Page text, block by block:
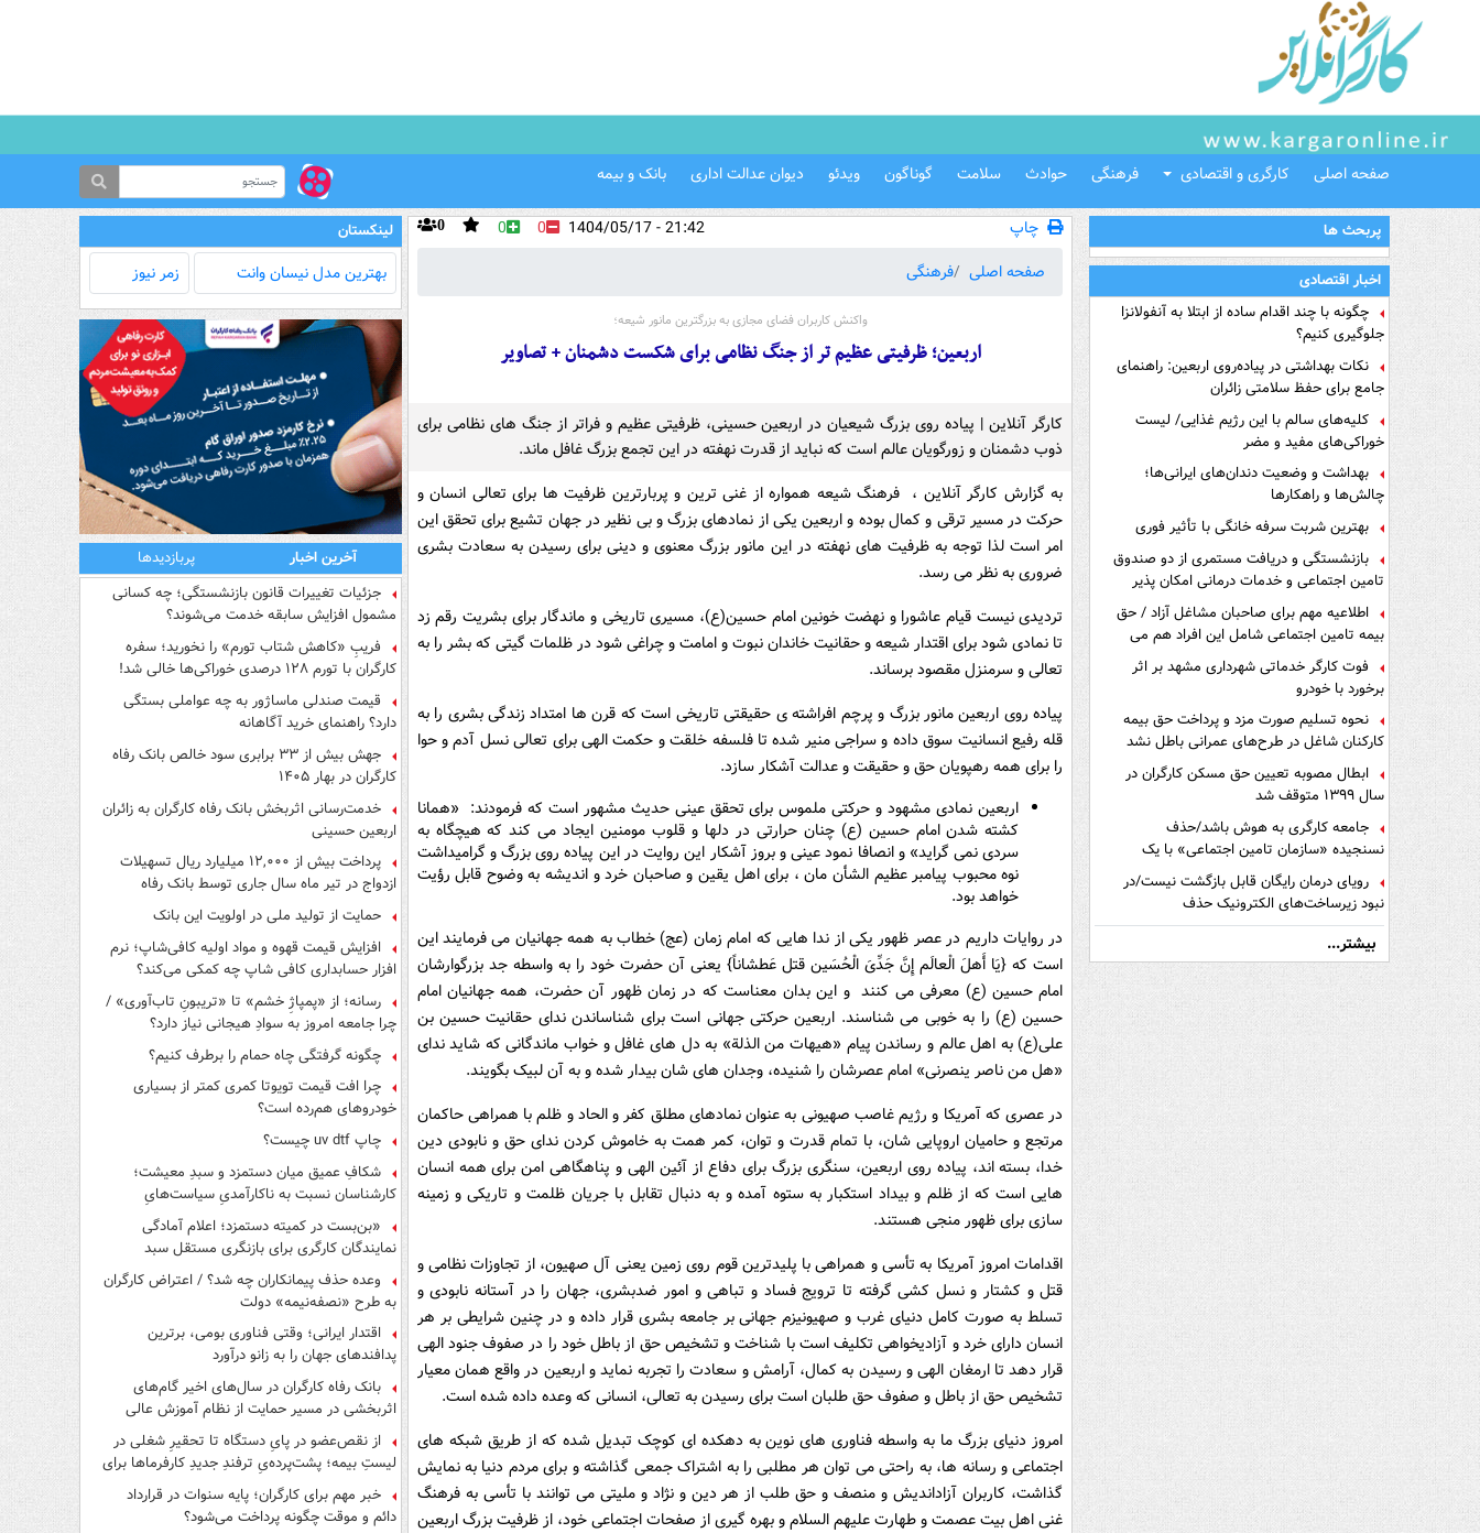
صفحه اصلی کارگری و اقتصادی فرهنگی حوادث سلامت گوناگون ویدئو دیوان عدالت اداری بانک و بیمه
پربحث ها
اخبار اقتصادی
چگونه با چند اقدام ساده از ابتلا به آنفولانزا
جلوگیری کنیم؟
نکات بهداشتی در پیاده‌روی اربعین: راهنمای
جامع برای حفظ سلامتی زائران
کلیه‌های سالم با این رژیم غذایی/ لیست
خوراکی‌های مفید و مضر
بهداشت و وضعیت دندان‌های ایرانی‌ها؛
چالش‌ها و راهکارها
بهترین شربت سرفه خانگی با تأثیر فوری
بازنشستگی و دریافت مستمری از دو صندوق
تامین اجتماعی و خدمات درمانی امکان پذیر
است ؟
اطلاعیه مهم برای صاحبان مشاغل آزاد / حق
بیمه تامین اجتماعی شامل این افراد هم می
شودفوت کارگر خدماتی شهرداری مشهد بر اثر
برخورد با خودرو
نحوه تسلیم صورت مزد و پرداخت حق بیمه
کارکنان شاغل در طرح‌های عمرانی باطل نشد
ابطال مصوبه تعیین حق مسکن کارگران در
سال ۱۳۹۹ متوقف شد
جامعه کارگری به هوش باشد/حذف
نسنجیده «سازمان تامین اجتماعی» با یک
تفاهم نامه!
رویای درمان رایگان قابل بازگشت نیست/در
نبود زیرساخت‌های الکترونیک حذف
دفترچه‌های بیمه اشتباه مضاعف است
بیشتر...
چاپ 0 0 0
21:42 - 1404/05/17
صفحه اصلی
فرهنگی
واکنش کاربران فضای مجازی به بزرگترین مانور شیعه؛
اربعین؛ ظرفیتی عظیم تر از جنگ نظامی برای شکست دشمنان + تصاویر
کارگر آنلاین | پیاده روی بزرگ شیعیان در اربعین حسینی، ظرفیتی عظیم و فراتر از جنگ های نظامی برای
ذوب دشمنان و زورگویان عالم است که نباید از قدرت نهفته در این تجمع بزرگ غافل ماند.
به گزارش کارگر آنلاین ، فرهنگ شیعه همواره از غنی ترین و پربارترین ظرفیت ها برای تعالی انسان و
حرکت در مسیر ترقی و کمال بوده و اربعین یکی از نمادهای بزرگ و بی نظیر در جهان تشیع برای تحقق این
امر است لذا توجه به ظرفیت های نهفته در این مانور بزرگ معنوی و دینی برای رسیدن به سعادت بشری
ضروری به نظر می رسد.
تردیدی نیست قیام عاشورا و نهضت خونین امام حسین(ع)، مسیری تاریخی و ماندگار برای بشریت رقم زد
تا نمادی شود برای اقتدار شیعه و حقانیت خاندان نبوت و امامت و چراغی شود در ظلمات گیتی که بشر را به
تعالی و سرمنزل مقصود برساند.
پیاده روی اربعین مانور بزرگ و پرچم افراشته ی حقیقتی تاریخی است که قرن ها امتداد زندگی بشری را به
قله رفیع انسانیت سوق داده و سراجی منیر شده تا فلسفه خلقت و حکمت الهی برای تعالی نسل آدم و حوا
را برای همه رهپویان حق و حقیقت و عدالت آشکار سازد.
اربعین نمادی مشهود و حرکتی ملموس برای تحقق عینی حدیث مشهور است که فرمودند: «همانا
کشته شدن امام حسین (ع) چنان حرارتی در دلها و قلوب مومنین ایجاد می کند که هیچگاه به
سردی نمی گراید» و انصافا نمود عینی و بروز آشکار این روایت در این پیاده روی بزرگ و گرامیداشت
نوه محبوب پیامبر عظیم الشأن مان ، برای اهل یقین و صاحبان خرد و اندیشه به وضوح قابل رؤیت
خواهد بود.
در روایات داریم در عصر ظهور یکی از ندا هایی که امام زمان (عج) خطاب به همه جهانیان می فرمایند این
است که {یَا أَهلَ الْعالَم إِنَّ جَدِّیَ الْحُسَین قتل عَطشاناً} یعنی آن حضرت خود را به واسطه جد بزرگوارشان
امام حسین (ع) معرفی می کنند و این بدان معناست که در زمان ظهور آن حضرت، همه جهانیان امام
حسین (ع) را به خوبی می شناسند. اربعین حرکتی جهانی است برای شناساندن ندای حقانیت حسین بن
علی(ع) به اهل عالم و رساندن پیام «هیهات من الذلة» به دل های غافل و خواب ماندگانی که شاید ندای
«هل من ناصر ینصرنی» امام عصرشان را شنیده، وجدان های شان بیدار شده و به آن لبیک بگویند.
در عصری که آمریکا و رژیم غاصب صهیونی به عنوان نمادهای مطلق کفر و الحاد و ظلم با همراهی حاکمان
مرتجع و حامیان اروپایی شان، با تمام قدرت و توان، کمر همت به خاموش کردن ندای حق و نابودی دین
خدا، بسته اند، پیاده روی اربعین، سنگری بزرگ برای دفاع از آئین الهی و پناهگاهی امن برای همه انسان
هایی است که از ظلم و بیداد استکبار به ستوه آمده و به دنبال تقابل با جریان ظلمت و تاریکی و زمینه
سازی برای ظهور منجی هستند.
اقدامات امروز آمریکا به تأسی و همراهی با پلیدترین قوم روی زمین یعنی آل صهیون، از تجاوزات نظامی و
قتل و کشتار و نسل کشی گرفته تا ترویج فساد و تباهی و امور ضدبشری، جهان را در آستانه نابودی و
تسلط به صورت کامل دنیای غرب و صهیونیزم جهانی بر جامعه بشری قرار داده و در چنین شرایطی بر هر
انسان دارای خرد و آزادیخواهی تکلیف است با شناخت و تشخیص حق از باطل خود را در صفوف جنود الهی
قرار دهد تا ارمغان الهی و رسیدن به کمال، آرامش و سعادت را تجربه نماید و اربعین در واقع همان معیار
تشخیص حق از باطل و صفوف حق طلبان است برای رسیدن به تعالی، انسانی که وعده داده شده است.
امروز دنیای بزرگ ما به واسطه فناوری های نوین به دهکده ای کوچک تبدیل شده که از طریق شبکه های
اجتماعی و رسانه ها، به راحتی می توان هر مطلبی را به اشتراک جمعی گذاشته و برای مردم دنیا به نمایش
گذاشت، کاربران آزاداندیش و منصف و حق طلب از هر دین و نژاد و ملیتی می توانند با تأسی به فرهنگ
غنی اهل بیت عصمت و طهارت علیهم السلام و بهره گیری از صفحات اجتماعی خود، از ظرفیت بزرگ اربعین
لینکستان
بهترین مدل‌ نیسان وانت زمر نیوز
آخرین اخبار
پربازدیدها
جزئیات تغییرات قانون بازنشستگی؛ چه کسانی
مشمول افزایش سابقه خدمت می‌شوند؟
فریبِ «کاهش شتاب تورم» را نخورید؛ سفره
کارگران با تورم ۱۲۸ درصدی خوراکی‌ها خالی شد!
قیمت صندلی ماساژور به چه عواملی بستگی
دارد؟ راهنمای خرید آگاهانه
جهش بیش از ۳۳ برابری سود خالص بانک رفاه
کارگران در بهار ۱۴۰۵
خدمت‌رسانی اثربخش بانک رفاه کارگران به زائران
اربعین حسینی
پرداخت بیش از ۱۲,۰۰۰ میلیارد ریال تسهیلات
ازدواج در تیر ماه سال جاری توسط بانک رفاه
کارگران
حمایت از تولید ملی در اولویت این بانک
افزایش قیمت قهوه و مواد اولیه کافی‌شاپ؛ نرم
افزار حسابداری کافی شاپ چه کمکی می‌کند؟
رسانه؛ از «پمپاژِ خشم» تا «تریبونِ تاب‌آوری» /
چرا جامعه امروز به سوادِ هیجانی نیاز دارد؟
چگونه گرفتگی چاه حمام را برطرف کنیم؟
چرا افت قیمت تویوتا کمری کمتر از بسیاری
خودروهای هم‌رده است؟
چاپ uv dtf چیست؟
شکافِ عمیق میان دستمزد و سبدِ معیشت؛
کارشناسان نسبت به ناکارآمدیِ سیاست‌هایِ
حمایتی هشدار دادند
«بن‌بست در کمیته دستمزد؛ اعلام آمادگی
نمایندگان کارگری برای بازنگری مستقل سبد
وعده حذف پیمانکاران چه شد؟ / اعتراض کارگران
به طرح «نصفه‌نیمه» دولت
اقتدار ایرانی؛ وقتی فناوری بومی، برترین
پدافندهای جهان را به زانو درآورد
بانک رفاه کارگران در سال‌های اخیر گام‌های
اثربخشی در مسیر حمایت از نظام آموزش عالی
برداشته است
از نقص‌عضو در پایِ دستگاه تا تحقیرِ شغلی در
لیستِ بیمه؛ پشت‌پرده‌یِ ترفندِ جدیدِ کارفرماها برای
فرار از قانون چیست؟
خبر مهم برای کارگران؛ پایه سنوات در قرارداد
دائم و موقت چگونه پرداخت می‌شود؟